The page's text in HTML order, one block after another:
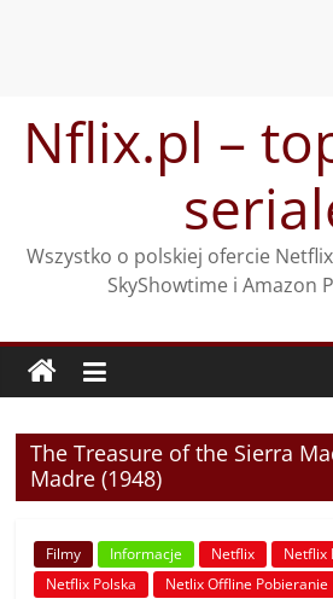
treściNflix.pl –
Wszystko o polskiej ofercie
SkyShowtime i Amazon
The Treasure of the Sierra
Madre (1948)
Filmy Informacje Netflix Netflix
Netflix Polska
Netlix Offline Pobieranie